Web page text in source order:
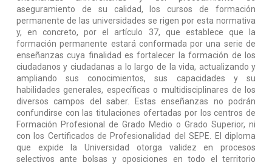
aseguramiento de su calidad, los cursos de formación
permanente de las universidades se rigen por esta normativa
y, en concreto, por el artículo 37, que establece que la
formación permanente estará conformada por una serie de
enseñanzas cuya finalidad es fortalecer la formación de los
ciudadanos y ciudadanas a lo largo de la vida, actualizando y
ampliando sus conocimientos, sus capacidades y su
habilidades generales, específicas o multidisciplinares de los
diversos campos del saber. Estas enseñanzas no podrán
confundirse con las titulaciones ofertadas por los centros de
Formación Profesional de Grado Medio o Grado Superior, ni
con los Certificados de Profesionalidad del SEPE. El diploma
que expide la Universidad otorga validez en procesos
selectivos ante bolsas y oposiciones en todo el territorio